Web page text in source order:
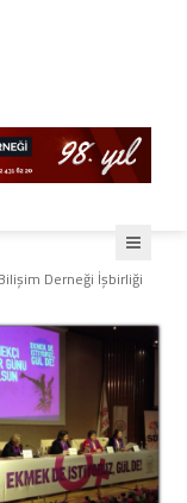
Derneği İşbirliği